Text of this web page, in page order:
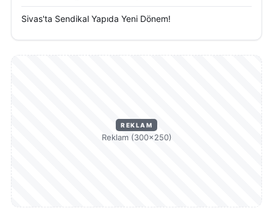
Sivas'ta Sendikal Yapıda Yeni Dönem!
REKLAM
Reklam (300×250)